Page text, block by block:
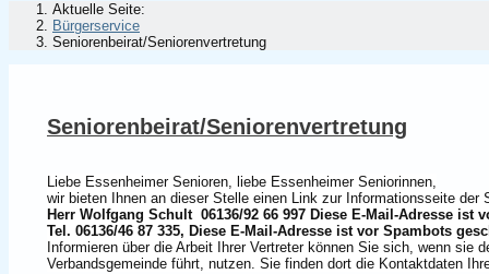
Aktuelle Seite:
Bürgerservice
Seniorenbeirat/Seniorenvertretung
Seniorenbeirat/Seniorenvertretung
Liebe Essenheimer Senioren, liebe Essenheimer Seniorinnen,
wir bieten Ihnen an dieser Stelle einen Link zur Informationsseite der
Herr Wolfgang Schult 06136/92 66 997 Diese E-Mail-Adresse ist
Tel. 06136/46 87 335, Diese E-Mail-Adresse ist vor Spambots
Informieren über die Arbeit Ihrer Vertreter können Sie sich, wenn sie
Verbandsgemeinde führt, nutzen. Sie finden dort die Kontaktdaten